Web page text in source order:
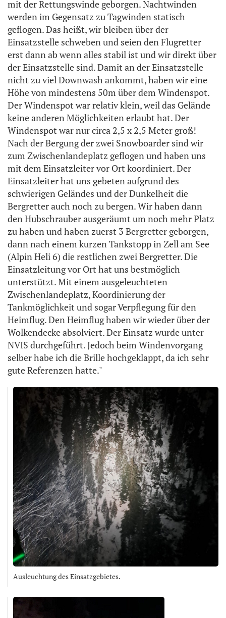
mit der Rettungswinde geborgen. Nachtwinden
werden im Gegensatz zu Tagwinden statisch
geflogen. Das heißt, wir bleiben über der
Einsatzstelle schweben und seien den Flugretter
erst dann ab wenn alles stabil ist und wir direkt über
der Einsatzstelle sind. Damit an der Einsatzstelle
nicht zu viel Downwash ankommt, haben wir eine
Höhe von mindestens 50m über dem Windenspot.
Der Windenspot war relativ klein, weil das Gelände
keine anderen Möglichkeiten erlaubt hat. Der
Windenspot war nur circa 2,5 x 2,5 Meter groß!
Nach der Bergung der zwei Snowboarder sind wir
zum Zwischenlandeplatz geflogen und haben uns
mit dem Einsatzleiter vor Ort koordiniert. Der
Einsatzleiter hat uns gebeten aufgrund des
schwierigen Geländes und der Dunkelheit die
Bergretter auch noch zu bergen. Wir haben dann
den Hubschrauber ausgeräumt um noch mehr Platz
zu haben und haben zuerst 3 Bergretter geborgen,
dann nach einem kurzen Tankstopp in Zell am See
(Alpin Heli 6) die restlichen zwei Bergretter. Die
Einsatzleitung vor Ort hat uns bestmöglich
unterstützt. Mit einem ausgeleuchteten
Zwischenlandeplatz, Koordinierung der
Tankmöglichkeit und sogar Verpflegung für den
Heimflug. Den Heimflug haben wir wieder über der
Wolkendecke absolviert. Der Einsatz wurde unter
NVIS durchgeführt. Jedoch beim Windenvorgang
selber habe ich die Brille hochgeklappt, da ich sehr
gute Referenzen hatte."
Ausleuchtung des Einsatzgebietes.